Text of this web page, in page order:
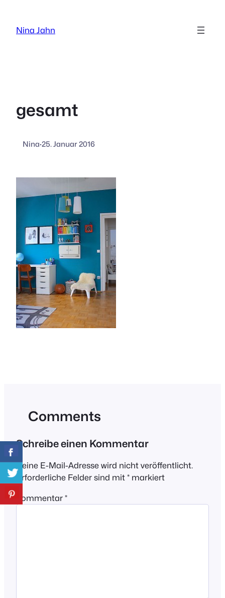
springen
Nina Jahn
gesamt
Nina·25. Januar 2016
Comments
Schreibe einen Kommentar
Deine E-Mail-Adresse wird nicht veröffentlicht.
Erforderliche Felder sind mit * markiert
Kommentar *